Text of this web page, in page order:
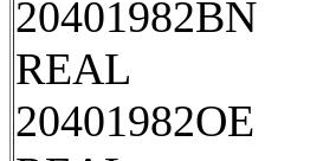
20401982BN
REAL
20401982OE